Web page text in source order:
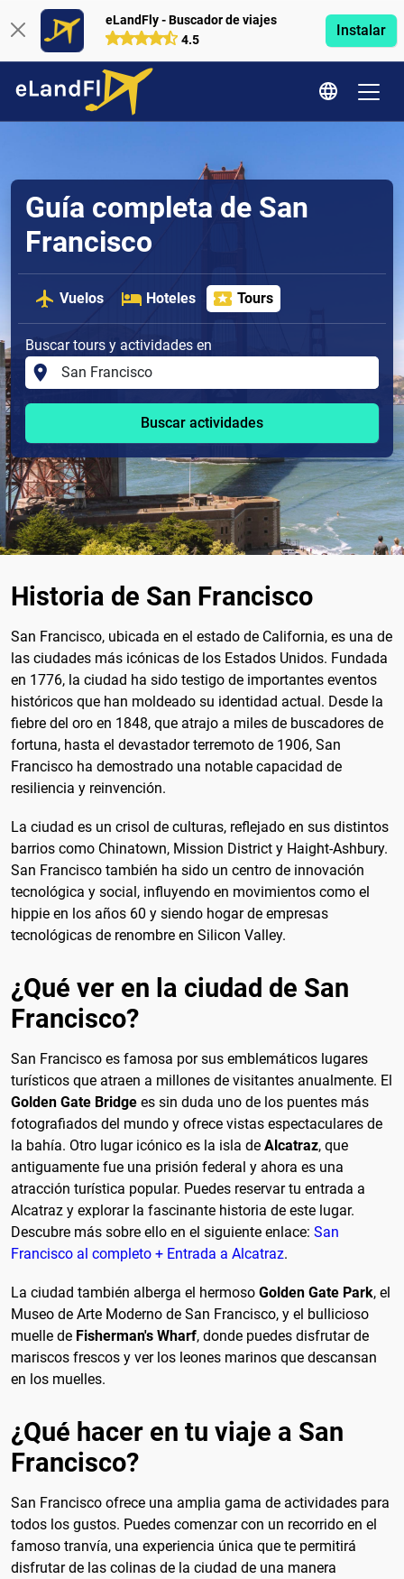
eLandFly - Buscador de viajes
4.5
Instalar
Guía completa de San
Francisco
Vuelos Hoteles Tours
Buscar tours y actividades en
Buscar actividades
Historia de San Francisco
San Francisco, ubicada en el estado de California, es una de
las ciudades más icónicas de los Estados Unidos. Fundada
en 1776, la ciudad ha sido testigo de importantes eventos
históricos que han moldeado su identidad actual. Desde la
fiebre del oro en 1848, que atrajo a miles de buscadores de
fortuna, hasta el devastador terremoto de 1906, San
Francisco ha demostrado una notable capacidad de
resiliencia y reinvención.
La ciudad es un crisol de culturas, reflejado en sus distintos
barrios como Chinatown, Mission District y Haight-Ashbury.
San Francisco también ha sido un centro de innovación
tecnológica y social, influyendo en movimientos como el
hippie en los años 60 y siendo hogar de empresas
tecnológicas de renombre en Silicon Valley.
¿Qué ver en la ciudad de San
Francisco?
San Francisco es famosa por sus emblemáticos lugares
turísticos que atraen a millones de visitantes anualmente. El
Golden Gate Bridge es sin duda uno de los puentes más
fotografiados del mundo y ofrece vistas espectaculares de
la bahía. Otro lugar icónico es la isla de Alcatraz, que
antiguamente fue una prisión federal y ahora es una
atracción turística popular. Puedes reservar tu entrada a
Alcatraz y explorar la fascinante historia de este lugar.
Descubre más sobre ello en el siguiente enlace: San
Francisco al completo + Entrada a Alcatraz.
La ciudad también alberga el hermoso Golden Gate Park, el
Museo de Arte Moderno de San Francisco, y el bullicioso
muelle de Fisherman's Wharf, donde puedes disfrutar de
mariscos frescos y ver los leones marinos que descansan
en los muelles.
¿Qué hacer en tu viaje a San
Francisco?
San Francisco ofrece una amplia gama de actividades para
todos los gustos. Puedes comenzar con un recorrido en el
famoso tranvía, una experiencia única que te permitirá
disfrutar de las colinas de la ciudad de una manera